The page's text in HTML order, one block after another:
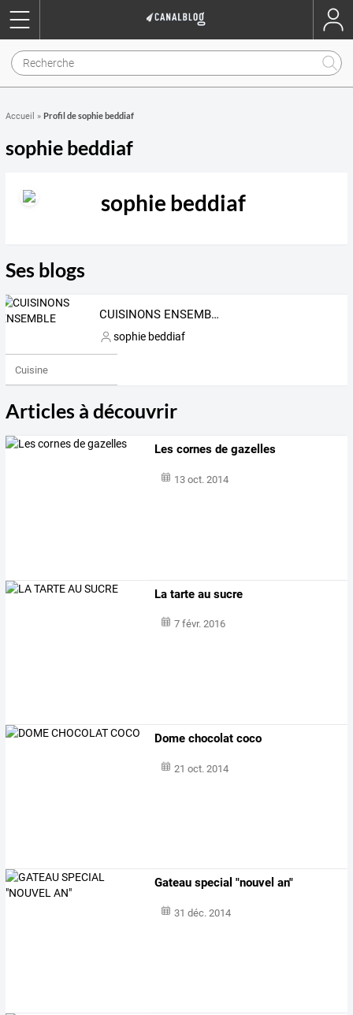
Accueil » Profil de sophie beddiaf
sophie beddiaf
sophie beddiaf
Ses blogs
CUISINONS ENSEMBLE
sophie beddiaf
Cuisine
Articles à découvrir
Les cornes de gazelles
13 oct. 2014
La tarte au sucre
7 févr. 2016
Dome chocolat coco
21 oct. 2014
Gateau special "nouvel an"
31 déc. 2014